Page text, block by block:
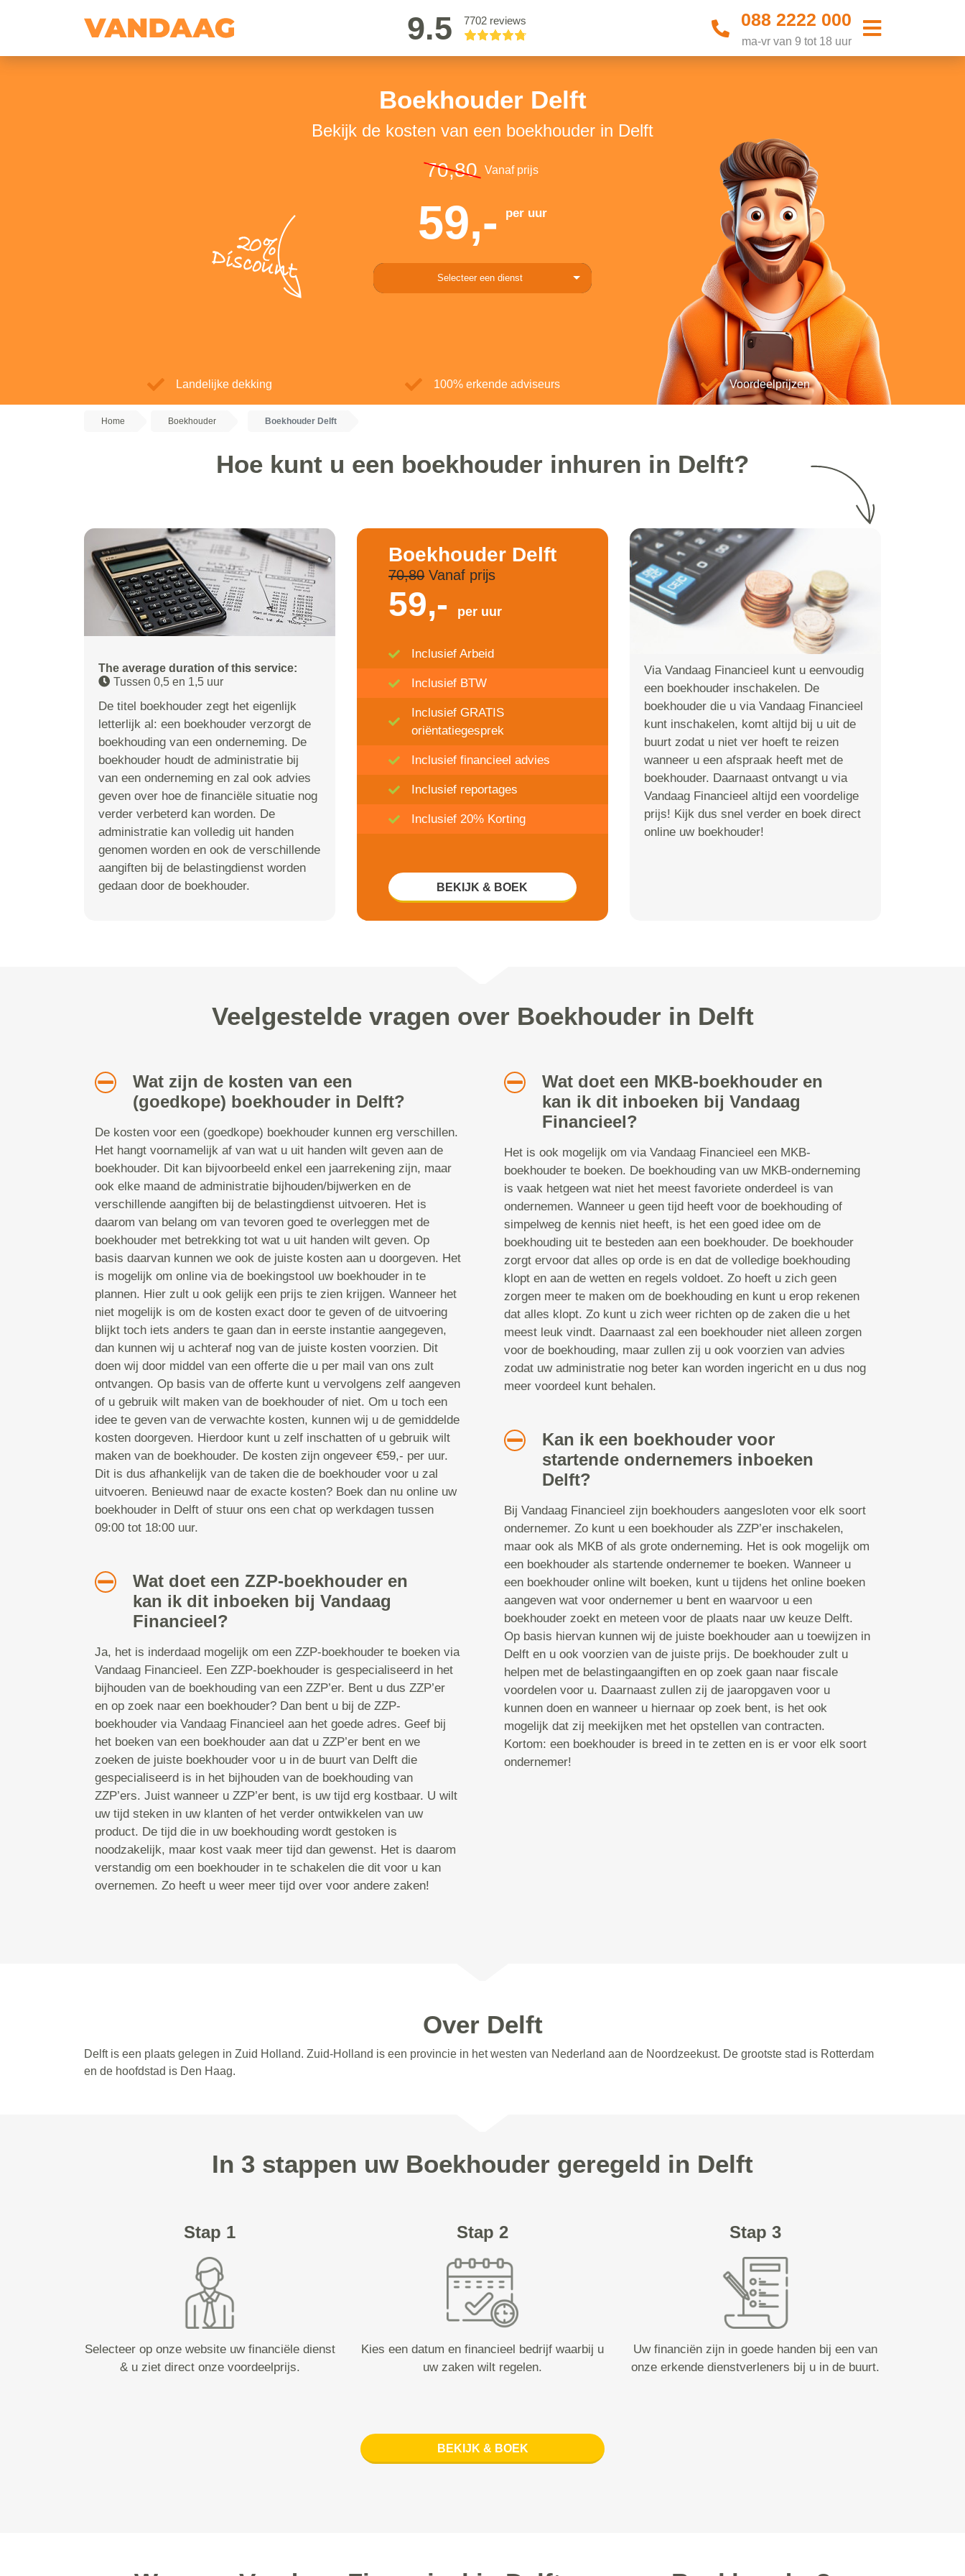
9.5 7702 reviews 088 2222 000
ma-vr van 9 tot 18 uur
Boekhouder Delft
Bekijk de kosten van een boekhouder in Delft
20%
Discount
70,80 Vanaf prijs
59,- per uur
Selecteer een dienst
Landelijke dekking 100% erkende adviseurs Voordeelprijzen
Home Boekhouder Boekhouder Delft
Hoe kunt u een boekhouder inhuren in Delft?
The average duration of this service:
Tussen 0,5 en 1,5 uur
De titel boekhouder zegt het eigenlijk
letterlijk al: een boekhouder verzorgt de
boekhouding van een onderneming. De
boekhouder houdt de administratie bij
van een onderneming en zal ook advies
geven over hoe de financiële situatie nog
verder verbeterd kan worden. De
administratie kan volledig uit handen
genomen worden en ook de verschillende
aangiften bij de belastingdienst worden
gedaan door de boekhouder.
Boekhouder Delft
70,80Vanaf prijs
59,- per uur
Inclusief Arbeid
Inclusief BTW
Inclusief GRATIS
oriëntatiegesprek
Inclusief financieel advies
Inclusief reportages
Inclusief 20% Korting
BEKIJK & BOEK
Via Vandaag Financieel kunt u eenvoudig
een boekhouder inschakelen. De
boekhouder die u via Vandaag Financieel
kunt inschakelen, komt altijd bij u uit de
buurt zodat u niet ver hoeft te reizen
wanneer u een afspraak heeft met de
boekhouder. Daarnaast ontvangt u via
Vandaag Financieel altijd een voordelige
prijs! Kijk dus snel verder en boek direct
online uw boekhouder!
Veelgestelde vragen over Boekhouder in Delft
Wat zijn de kosten van een
(goedkope) boekhouder in Delft?
De kosten voor een (goedkope) boekhouder kunnen erg verschillen.
Het hangt voornamelijk af van wat u uit handen wilt geven aan de
boekhouder. Dit kan bijvoorbeeld enkel een jaarrekening zijn, maar
ook elke maand de administratie bijhouden/bijwerken en de
verschillende aangiften bij de belastingdienst uitvoeren. Het is
daarom van belang om van tevoren goed te overleggen met de
boekhouder met betrekking tot wat u uit handen wilt geven. Op
basis daarvan kunnen we ook de juiste kosten aan u doorgeven. Het
is mogelijk om online via de boekingstool uw boekhouder in te
plannen. Hier zult u ook gelijk een prijs te zien krijgen. Wanneer het
niet mogelijk is om de kosten exact door te geven of de uitvoering
blijkt toch iets anders te gaan dan in eerste instantie aangegeven,
dan kunnen wij u achteraf nog van de juiste kosten voorzien. Dit
doen wij door middel van een offerte die u per mail van ons zult
ontvangen. Op basis van de offerte kunt u vervolgens zelf aangeven
of u gebruik wilt maken van de boekhouder of niet. Om u toch een
idee te geven van de verwachte kosten, kunnen wij u de gemiddelde
kosten doorgeven. Hierdoor kunt u zelf inschatten of u gebruik wilt
maken van de boekhouder. De kosten zijn ongeveer €59,- per uur.
Dit is dus afhankelijk van de taken die de boekhouder voor u zal
uitvoeren. Benieuwd naar de exacte kosten? Boek dan nu online uw
boekhouder in Delft of stuur ons een chat op werkdagen tussen
09:00 tot 18:00 uur.
Wat doet een ZZP-boekhouder en
kan ik dit inboeken bij Vandaag
Financieel?
Ja, het is inderdaad mogelijk om een ZZP-boekhouder te boeken via
Vandaag Financieel. Een ZZP-boekhouder is gespecialiseerd in het
bijhouden van de boekhouding van een ZZP’er. Bent u dus ZZP’er
en op zoek naar een boekhouder? Dan bent u bij de ZZP-
boekhouder via Vandaag Financieel aan het goede adres. Geef bij
het boeken van een boekhouder aan dat u ZZP’er bent en we
zoeken de juiste boekhouder voor u in de buurt van Delft die
gespecialiseerd is in het bijhouden van de boekhouding van
ZZP’ers. Juist wanneer u ZZP’er bent, is uw tijd erg kostbaar. U wilt
uw tijd steken in uw klanten of het verder ontwikkelen van uw
product. De tijd die in uw boekhouding wordt gestoken is
noodzakelijk, maar kost vaak meer tijd dan gewenst. Het is daarom
verstandig om een boekhouder in te schakelen die dit voor u kan
overnemen. Zo heeft u weer meer tijd over voor andere zaken!
Wat doet een MKB-boekhouder en
kan ik dit inboeken bij Vandaag
Financieel?
Het is ook mogelijk om via Vandaag Financieel een MKB-
boekhouder te boeken. De boekhouding van uw MKB-onderneming
is vaak hetgeen wat niet het meest favoriete onderdeel is van
ondernemen. Wanneer u geen tijd heeft voor de boekhouding of
simpelweg de kennis niet heeft, is het een goed idee om de
boekhouding uit te besteden aan een boekhouder. De boekhouder
zorgt ervoor dat alles op orde is en dat de volledige boekhouding
klopt en aan de wetten en regels voldoet. Zo hoeft u zich geen
zorgen meer te maken om de boekhouding en kunt u erop rekenen
dat alles klopt. Zo kunt u zich weer richten op de zaken die u het
meest leuk vindt. Daarnaast zal een boekhouder niet alleen zorgen
voor de boekhouding, maar zullen zij u ook voorzien van advies
zodat uw administratie nog beter kan worden ingericht en u dus nog
meer voordeel kunt behalen.
Kan ik een boekhouder voor
startende ondernemers inboeken
Delft?
Bij Vandaag Financieel zijn boekhouders aangesloten voor elk soort
ondernemer. Zo kunt u een boekhouder als ZZP’er inschakelen,
maar ook als MKB of als grote onderneming. Het is ook mogelijk om
een boekhouder als startende ondernemer te boeken. Wanneer u
een boekhouder online wilt boeken, kunt u tijdens het online boeken
aangeven wat voor ondernemer u bent en waarvoor u een
boekhouder zoekt en meteen voor de plaats naar uw keuze Delft.
Op basis hiervan kunnen wij de juiste boekhouder aan u toewijzen in
Delft en u ook voorzien van de juiste prijs. De boekhouder zult u
helpen met de belastingaangiften en op zoek gaan naar fiscale
voordelen voor u. Daarnaast zullen zij de jaaropgaven voor u
kunnen doen en wanneer u hiernaar op zoek bent, is het ook
mogelijk dat zij meekijken met het opstellen van contracten.
Kortom: een boekhouder is breed in te zetten en is er voor elk soort
ondernemer!
Over Delft
Delft is een plaats gelegen in Zuid Holland. Zuid-Holland is een provincie in het westen van Nederland aan de Noordzeekust. De grootste stad is Rotterdam
en de hoofdstad is Den Haag.
In 3 stappen uw Boekhouder geregeld in Delft
Stap 1
Selecteer op onze website uw financiële dienst
& u ziet direct onze voordeelprijs.
Stap 2
Kies een datum en financieel bedrijf waarbij u
uw zaken wilt regelen.
Stap 3
Uw financiën zijn in goede handen bij een van
onze erkende dienstverleners bij u in de buurt.
BEKIJK & BOEK